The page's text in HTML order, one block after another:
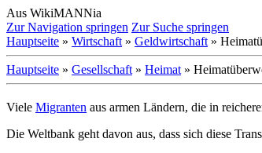
Aus WikiMANNia
Zur Navigation springen Zur Suche springen
Hauptseite » Wirtschaft » Geldwirtschaft »
Hauptseite » Gesellschaft » Heimat »
Viele Migranten aus armen Ländern, die in
Die Weltbank geht davon aus, dass sich diese